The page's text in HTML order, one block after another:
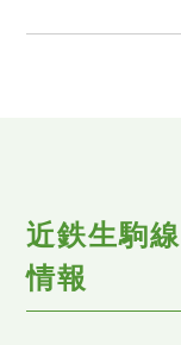
近鉄生駒
情報